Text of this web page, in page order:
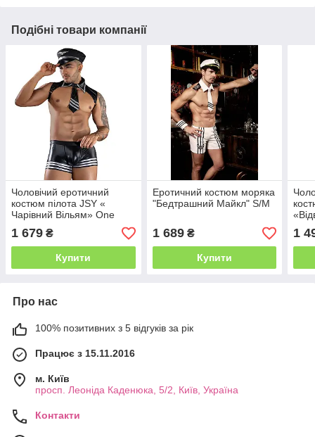
Подібні товари компанії
Чоловічий еротичний
костюм пілота JSY «
Чарівний Вільям» One
Size, топ, шорти, кепка
1 679 ₴
Купити
Еротичний костюм моряка
"Бедтрашний Майкл" S/M
1 689₴
Купити
1
Про нас
100% позитивних з 5 відгуків за рік
Працює з 15.11.2016
м. Київ
просп. Леоніда Каденюка, 5/2, Київ, Україна
Контакти